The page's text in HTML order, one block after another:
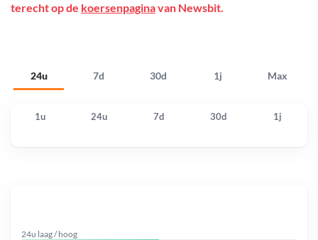
24u 7d 30d 1j Max
terecht op de koersenpaginavan Newsbit.
1u 24u 7d 30d 1j
24u laag / hoog